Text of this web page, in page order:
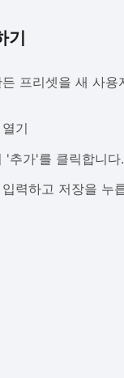
기
프리셋을 새 사
기
'추가'를 클릭합니다.
력하고 저장을 누